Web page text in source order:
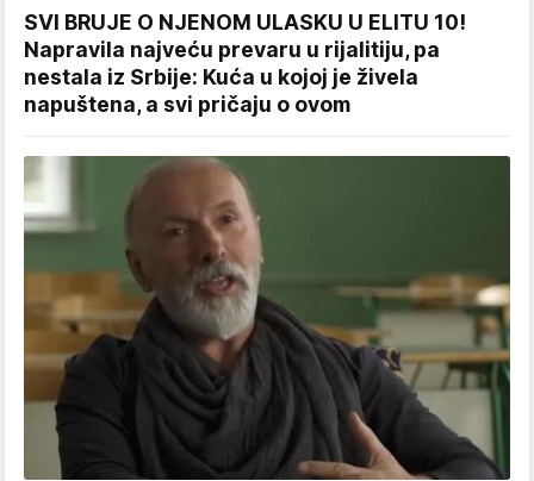
SVI BRUJE O NJENOM ULASKU U ELITU 10!
Napravila najveću prevaru u rijalitiju, pa
nestala iz Srbije: Kuća u kojoj je živela
napuštena, a svi pričaju o ovom